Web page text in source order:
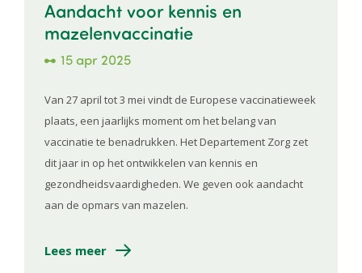
Aandacht voor kennis en
mazelenvaccinatie
15 apr 2025
Van 27 april tot 3 mei vindt de Europese vaccinatieweek
plaats, een jaarlijks moment om het belang van
vaccinatie te benadrukken. Het Departement Zorg zet
dit jaar in op het ontwikkelen van kennis en
gezondheidsvaardigheden. We geven ook aandacht
aan de opmars van mazelen.
Lees meer